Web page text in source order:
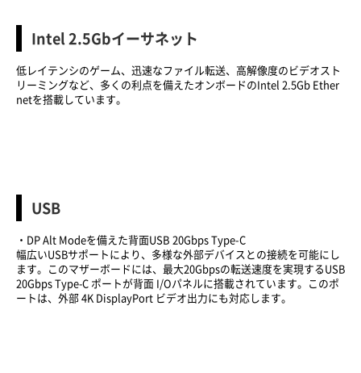
Intel 2.5Gbイーサネット
低レイテンシのゲーム、迅速なファイル転送、高解像度のビデオスト
リーミングなど、多くの利点を備えたオンボードのIntel 2.5Gb Ether
netを搭載しています。
USB
・DP Alt Modeを備えた背面USB 20Gbps Type-C
幅広いUSBサポートにより、多様な外部デバイスとの接続を可能にし
ます。このマザーボードには、最大20Gbpsの転送速度を実現するUSB
20Gbps Type-C ポートが背面 I/Oパネルに搭載されています。このポ
ートは、外部 4K DisplayPort ビデオ出力にも対応します。